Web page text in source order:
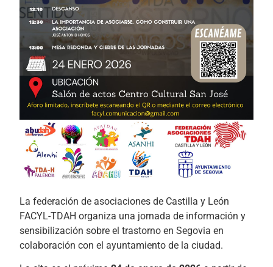
La federación de asociaciones de Castilla y León
FACYL-TDAH organiza una jornada de información y
sensibilización sobre el trastorno en Segovia en
colaboración con el ayuntamiento de la ciudad.